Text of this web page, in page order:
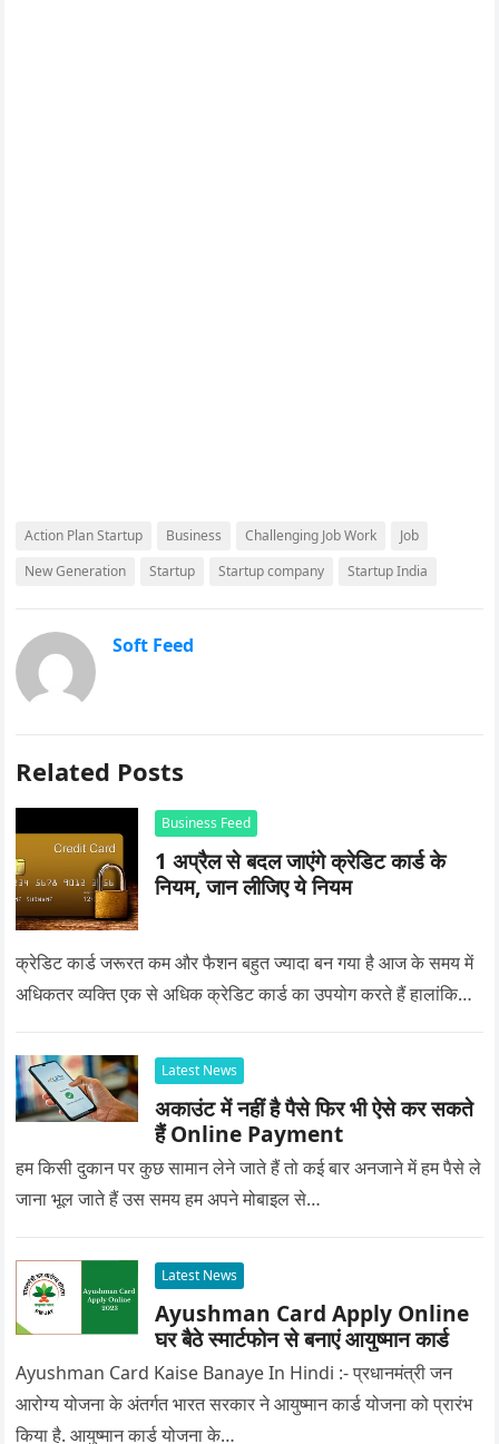
Action Plan Startup Business Challenging Job Work
Job
New Generation
Startup Startup company Startup India
Soft Feed
Related Posts
Business Feed
1 अप्रैल से बदल जाएंगे क्रेडिट कार्ड के
नियम, जान लीजिए ये नियम
क्रेडिट कार्ड जरूरत कम और फैशन बहुत ज्यादा बन गया है आज के समय में
अधिकतर व्यक्ति एक से अधिक क्रेडिट कार्ड का उपयोग करते हैं हालांकि…
Latest News
अकाउंट में नहीं है पैसे फिर भी ऐसे कर सकते
हैं Online Payment
हम किसी दुकान पर कुछ सामान लेने जाते हैं तो कई बार अनजाने में हम पैसे ले
जाना भूल जाते हैं उस समय हम अपने मोबाइल से…
Latest News
Ayushman Card Apply Online
घर बैठे स्मार्टफोन से बनाएं आयुष्मान कार्ड
Ayushman Card Kaise Banaye In Hindi :- प्रधानमंत्री जन
आरोग्य योजना के अंतर्गत भारत सरकार ने आयुष्मान कार्ड योजना को प्रारंभ
किया है. आयुष्मान कार्ड योजना के…